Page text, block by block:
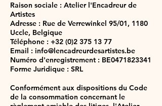
Raison sociale : Atelier l'Encadreur de
Artistes
Adresse : Rue de Verrewinkel 95/01, 1180
Uccle, Belgique
Téléphone : +32 (0)2 375 13 77
Email : info@lencadreurdesartistes.be
Numéro d'enregistrement : BE0471823341
Forme Juridique : SRL
Conformément aux dispositions du Code
de la consommation concernant le